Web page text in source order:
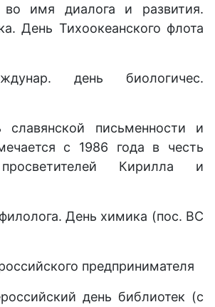
во имя диалога и развития.
День Тихоокеанского флота
день биологичес.
славянской письменности и
с 1986 года в честь
Кирилла и
День химика (пос. ВС
предпринимателя
день библиотек (с